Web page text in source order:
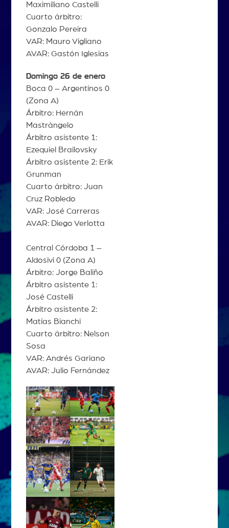
Maximiliano Castelli
Cuarto árbitro:
Gonzalo Pereira
VAR: Mauro Vigliano
AVAR: Gastón Iglesias
Domingo 26 de enero
Boca 0 – Argentinos 0
(Zona A)
Árbitro: Hernán
Mastrángelo
Árbitro asistente 1:
Ezequiel Brailovsky
Árbitro asistente 2: Erik
Grunman
Cuarto árbitro: Juan
Cruz Robledo
VAR: José Carreras
AVAR: Diego Verlotta
Central Córdoba 1 –
Aldosivi 0 (Zona A)
Árbitro: Jorge Baliño
Árbitro asistente 1:
José Castelli
Árbitro asistente 2:
Matías Bianchi
Cuarto árbitro: Nelson
Sosa
VAR: Andrés Gariano
AVAR: Julio Fernández